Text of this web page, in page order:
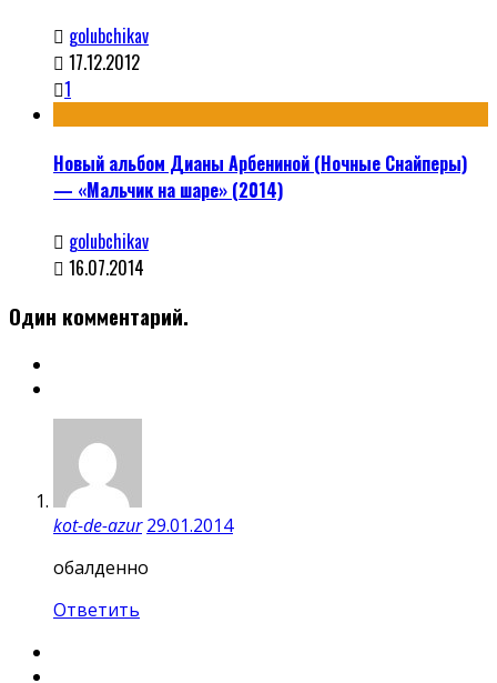
golubchikav
17.12.2012
1
Новый альбом Дианы Арбениной (Ночные Снайперы)
— «Мальчик на шаре» (2014)
golubchikav
16.07.2014
Один комментарий.
kot-de-azur 29.01.2014
обалденно
Ответить